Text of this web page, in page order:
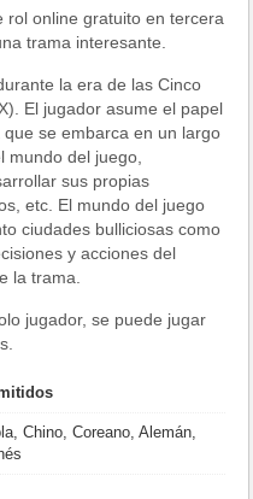
rol online gratuito en tercera
trama interesante.
la era de las Cinco
El jugador asume el papel
se embarca en un largo
mundo del juego,
sus propias
etc. El mundo del juego
ciudades bulliciosas como
y acciones del
la trama.
jugador, se puede jugar
Chino, Coreano, Alemán,